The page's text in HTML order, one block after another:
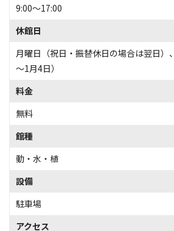
9:00～17:00
休館日
月曜日（祝日・振替休日の場合は翌日）
～1月4日）
料金
無料
館種
動・水・植
設備
駐車場
アクセス